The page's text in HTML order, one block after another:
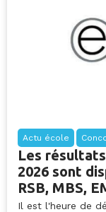
Actu école
Les résultats
2026 sont
RSB, MBS,
Il est l'heure de